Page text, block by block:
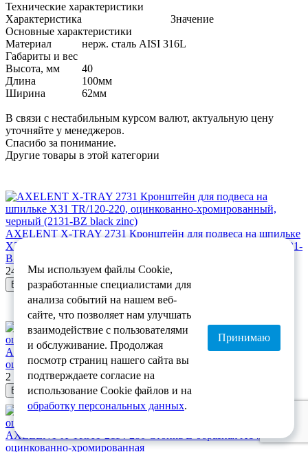
Технические характеристики
Характеристика
Значение
Основные характеристики
Материал
нерж. сталь AISI 316L
Габариты и вес
Высота, мм
40
Длина
100мм
Ширина
62мм
В связи с нестабильным курсом валют, актуальную цену
уточняйте у менеджеров.
Спасибо за понимание.
Другие товары в этой категории
AXELENT X-TRAY 2731 Кронштейн для подвеса на шпильке
X31 TR/120-220, оцинкованно-хромированный, черный (2131-
BZ black zinc)
246.50 руб /шт
В корзину
AXELENT X-TRAY 2112-480 Стойка поворотная X12/480,
оцинкованно-хромированная
2 711.49 руб /шт
В корзину
AXELENT X-TRAY 2114-280 Стойка L-образная X14/280,
оцинкованно-хромированная
Мы используем файлы Cookie,
разработанные специалистами для
анализа событий на нашем веб-
сайте, что позволяет нам улучшать
взаимодействие с пользователями
и обслуживание. Продолжая
посмотр страниц нашего сайта вы
подтверждаете согласие на
использование Cookie файлов и на
обработку персональных данных.
Принимаю